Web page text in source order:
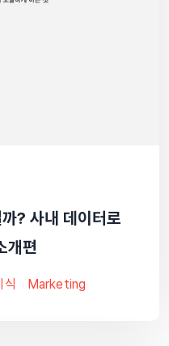
? 사내 데이터로
개편
식 Marketing